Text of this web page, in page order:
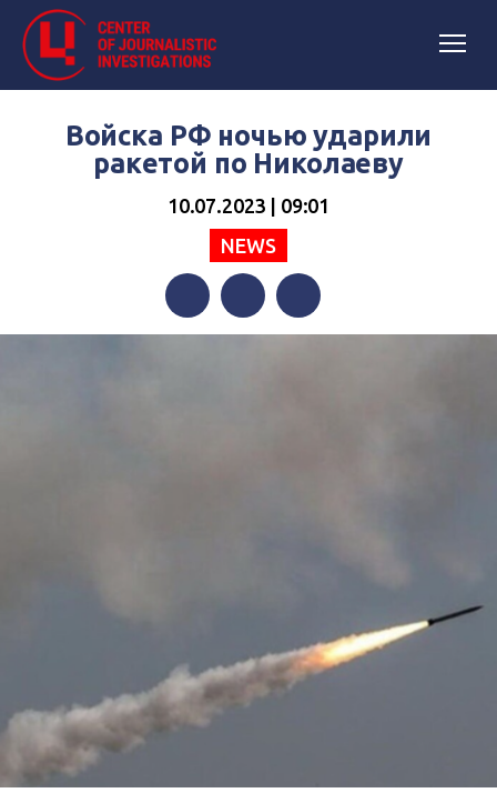
Войска РФ ночью ударили
ракетой по Николаеву
10.07.2023 | 09:01
NEWS
FacebookTwitterTelegram